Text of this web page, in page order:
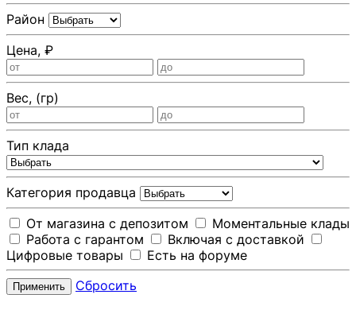
Район
Цена, ₽
Вес, (гр)
Тип клада
Категория продавца
От магазина с депозитом
Моментальные клады
Работа с гарантом
Включая с доставкой
Цифровые товары
Есть на форуме
Применить Сбросить